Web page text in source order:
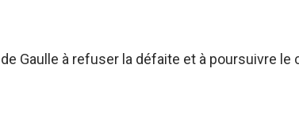
Gaulle à refuser la défaite et à poursuivre